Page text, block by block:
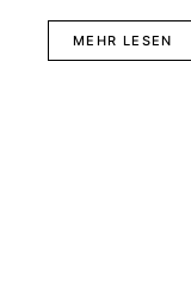
MEHR LESEN